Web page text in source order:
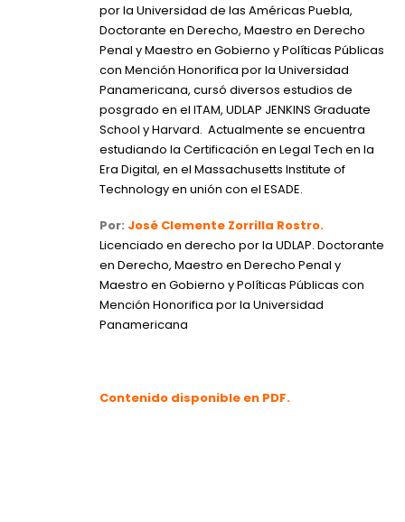
por la Universidad de las Américas Puebla,
Doctorante en Derecho, Maestro en Derecho
Penal y Maestro en Gobierno y Políticas Públicas
con Mención Honorifica por la Universidad
Panamericana, cursó diversos estudios de
posgrado en el ITAM, UDLAP JENKINS Graduate
School y Harvard. Actualmente se encuentra
estudiando la Certificación en Legal Tech en la
Era Digital, en el Massachusetts Institute of
Technology en unión con el ESADE.
Por: José Clemente Zorrilla Rostro.
Licenciado en derecho por la UDLAP. Doctorante
en Derecho, Maestro en Derecho Penal y
Maestro en Gobierno y Políticas Públicas con
Mención Honorifica por la Universidad
Panamericana
Contenido disponible en PDF.